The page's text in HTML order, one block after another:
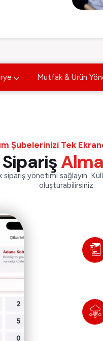
Mutfak & Ürün
Şubelerinizi Tek
yönetimi sağlayın.
oluşturabilirsiniz.